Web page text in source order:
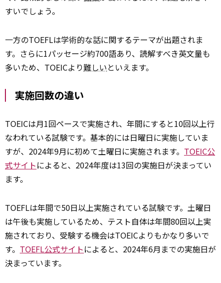
すいでしょう。
一方のTOEFLは学術的な話に関するテーマが出題されま
す。さらに1パッセージ約700語あり、読解すべき英文量も
多いため、TOEICより難しいといえます。
実施回数の違い
TOEICは月1回ペースで実施され、年間にすると10回以上行
なわれている試験です。基本的には日曜日に実施していま
すが、2024年9月に初めて土曜日に実施されます。 TOEIC公
式サイトによると、2024年度は13回の実施日が決まってい
ます。
TOEFLは年間で50日以上実施されている試験です。土曜日
は午後も実施しているため、テスト自体は年間80回以上実
施されており、受験する機会はTOEICよりもかなり多いで
す。 TOEFL公式サイトによると、2024年6月までの実施日が
決まっています。